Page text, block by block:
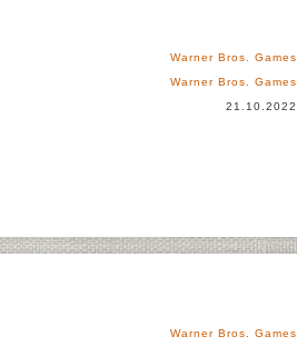
Warner Bros. Games
Warner Bros. Games
21.10.2022
Warner Bros. Games